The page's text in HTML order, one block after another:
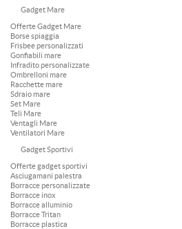
Gadget Mare
Offerte Gadget Mare
Borse spiaggia
Frisbee personalizzati
Gonfiabili mare
Infradito personalizzate
Ombrelloni mare
Racchette mare
Sdraio mare
Set Mare
Teli Mare
Ventagli Mare
Ventilatori Mare
Gadget Sportivi
Offerte gadget sportivi
Asciugamani palestra
Borracce personalizzate
Borracce inox
Borracce alluminio
Borracce Tritan
Borracce plastica